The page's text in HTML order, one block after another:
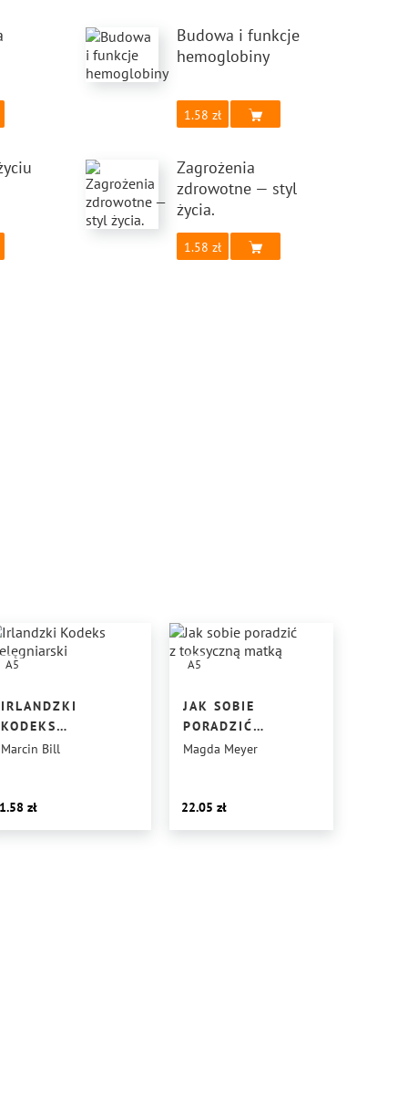
Budowa i funkcje
hemoglobiny
1.58
Zagrożenia
zdrowotne — styl
życia.
1.58
A5
IRLANDZKI
KODEKS
PIELĘGNIARSKI
Marcin Bill
1.58
A5
JAK SOBIE
PORADZIĆ
Z TOKSYCZNĄ
Magda Meyer
22.05